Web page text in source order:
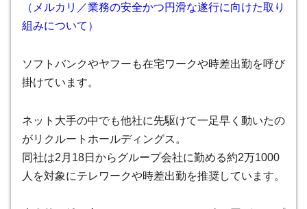
（メルカリ／業務の安全かつ円滑な遂行に向けた取り
組みについて）
ソフトバンクやヤフーも在宅ワークや時差出勤を呼び
掛けています。
ネット大手の中でも他社に先駆けて一足早く動いたの
がリクルートホールディングス。
同社は2月18日からグループ会社に勤める約2万1000
人を対象にテレワークや時差出勤を推奨しています。